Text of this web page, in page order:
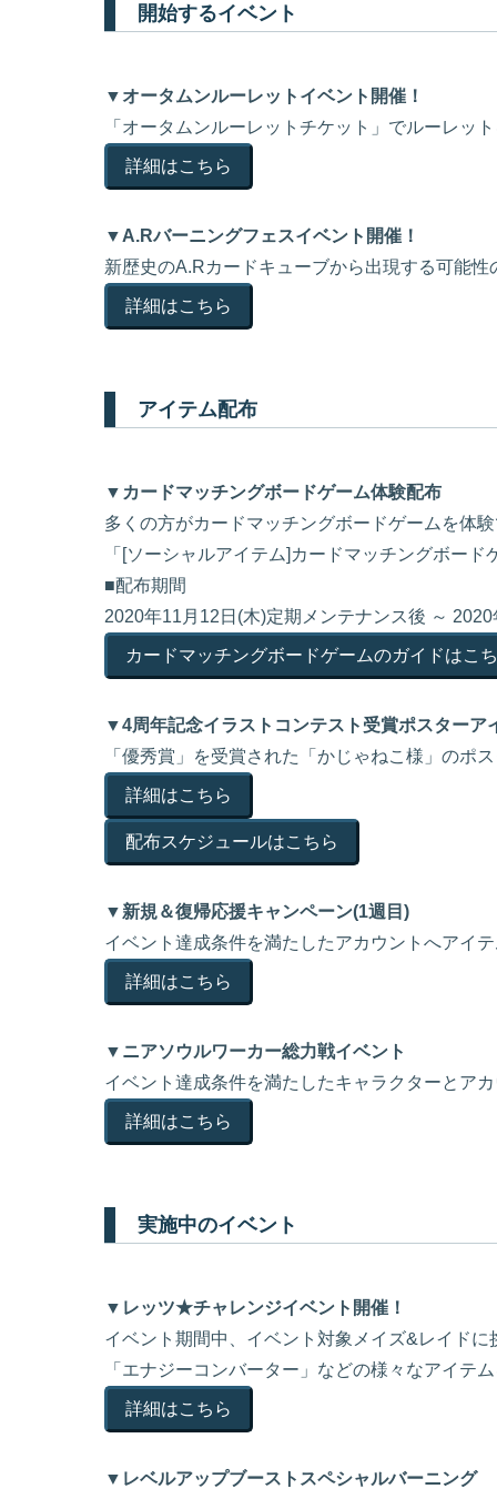
開始するイベント
▼オータムンルーレットイベント開催！
「オータムンルーレットチケット」でルーレッ
詳細はこちら
▼A.Rバーニングフェスイベント開催！
新歴史のA.Rカードキューブから出現する可能
詳細はこちら
アイテム配布
▼カードマッチングボードゲーム体験配布
多くの方がカードマッチングボードゲームを体
「[ソーシャルアイテム]カードマッチングボー
■配布期間
2020年11月12日(木)定期メンテナンス後 ～
カードマッチングボードゲームのガイドはこ
▼4周年記念イラストコンテスト受賞ポスターア
「優秀賞」を受賞された「かじゃねこ様」のポ
詳細はこちら
配布スケジュールはこちら
▼新規＆復帰応援キャンペーン(1週目)
イベント達成条件を満たしたアカウントへアイ
詳細はこちら
▼ニアソウルワーカー総力戦イベント
イベント達成条件を満たしたキャラクターとア
詳細はこちら
実施中のイベント
▼レッツ★チャレンジイベント開催！
イベント期間中、イベント対象メイズ&レイド
「エナジーコンバーター」などの様々なアイテ
詳細はこちら
▼レベルアップブーストスペシャルバーニング